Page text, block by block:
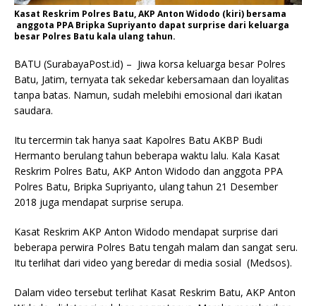
Kasat Reskrim Polres Batu, AKP Anton Widodo (kiri) bersama
anggota PPA Bripka Supriyanto dapat surprise dari keluarga
besar Polres Batu kala ulang tahun.
BATU (SurabayaPost.id) – Jiwa korsa keluarga besar Polres
Batu, Jatim, ternyata tak sekedar kebersamaan dan loyalitas
tanpa batas. Namun, sudah melebihi emosional dari ikatan
saudara.
Itu tercermin tak hanya saat Kapolres Batu AKBP Budi
Hermanto berulang tahun beberapa waktu lalu. Kala Kasat
Reskrim Polres Batu, AKP Anton Widodo dan anggota PPA
Polres Batu, Bripka Supriyanto, ulang tahun 21 Desember
2018 juga mendapat surprise serupa.
Kasat Reskrim AKP Anton Widodo mendapat surprise dari
beberapa perwira Polres Batu tengah malam dan sangat seru.
Itu terlihat dari video yang beredar di media sosial (Medsos).
Dalam video tersebut terlihat Kasat Reskrim Batu, AKP Anton